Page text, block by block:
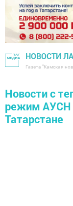
НОВОСТИ
Газета "Камская
Новости с
режим АУСН
Татарстане